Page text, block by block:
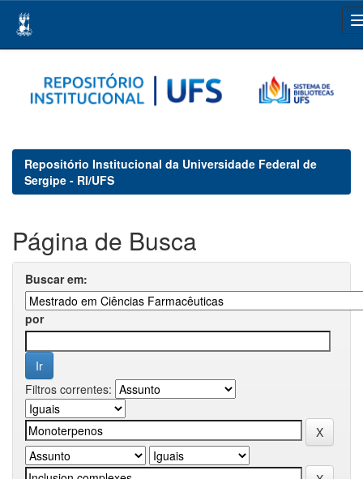
navigation
Repositório Institucional da Universidade Federal de
Sergipe - RI/UFS
Página de Busca
Buscar em:
por
Filtros correntes: